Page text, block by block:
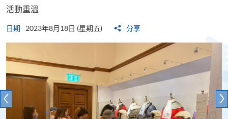
活動重溫
日期 2023年8月18日 (星期五) 分享